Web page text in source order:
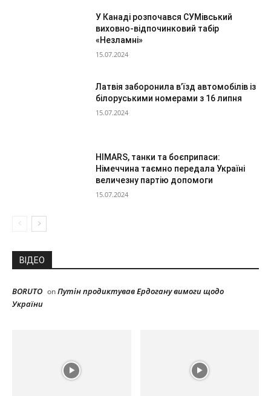
У Канаді розпочався СУМівський
виховно-відпочинковий табір
«Незламні»
15.07.2024
Латвія заборонила в’їзд автомобілів із
білоруськими номерами з 16 липня
15.07.2024
HIMARS, танки та боєприпаси:
Німеччина таємно передала Україні
величезну партію допомоги
15.07.2024
ВІДЕО
BORUTO onПутін продиктував Ердогану вимоги щодо
України